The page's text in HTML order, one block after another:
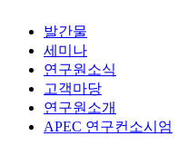
발간물
세미나
연구원소식
고객마당
연구원소개
APEC 연구컨소시엄